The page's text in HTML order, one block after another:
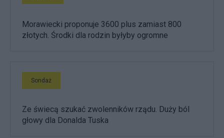
Morawiecki proponuje 3600 plus zamiast 800
złotych. Środki dla rodzin byłyby ogromne
Sondaż
Ze świecą szukać zwolenników rządu. Duży ból
głowy dla Donalda Tuska